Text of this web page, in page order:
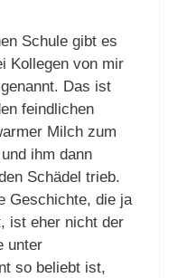
Schule gibt es
Kollegen von mir
Das ist
feindlichen
Milch zum
ihm dann
Schädel trieb.
Geschichte, die ja
ist eher nicht der
unter
so beliebt ist,